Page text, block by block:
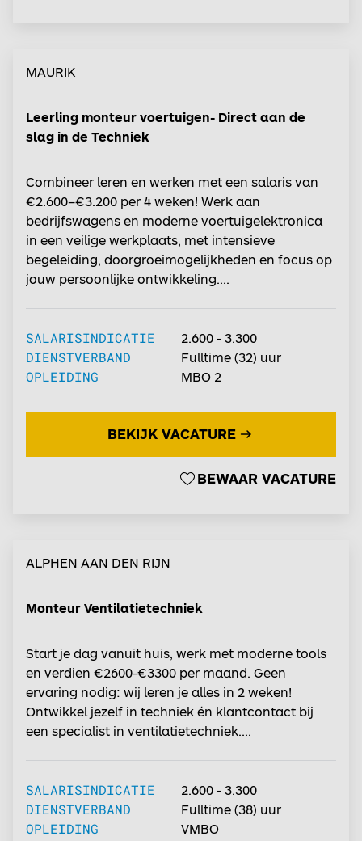
MAURIK
Leerling monteur voertuigen- Direct aan de
slag in de Techniek
Combineer leren en werken met een salaris van
€2.600–€3.200 per 4 weken! Werk aan
bedrijfswagens en moderne voertuigelektronica
in een veilige werkplaats, met intensieve
begeleiding, doorgroeimogelijkheden en focus op
jouw persoonlijke ontwikkeling....
SALARISINDICATIE 2.600 - 3.300
DIENSTVERBAND Fulltime (32) uur
OPLEIDING MBO 2
BEWAAR VACATURE
BEKIJK VACATURE
ALPHEN AAN DEN RIJN
Monteur Ventilatietechniek
Start je dag vanuit huis, werk met moderne tools
en verdien €2600-€3300 per maand. Geen
ervaring nodig: wij leren je alles in 2 weken!
Ontwikkel jezelf in techniek én klantcontact bij
een specialist in ventilatietechniek....
SALARISINDICATIE 2.600 - 3.300
DIENSTVERBAND Fulltime (38) uur
OPLEIDING VMBO